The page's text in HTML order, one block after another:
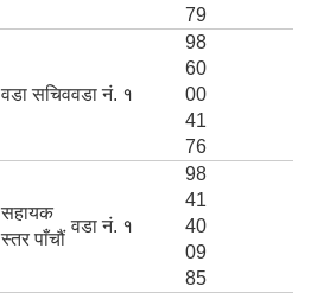
79
वडा सचिववडा नं. १
98
60
00
41
76
सहायक
स्तर पाँचौं
वडा नं. १
98
41
40
09
85